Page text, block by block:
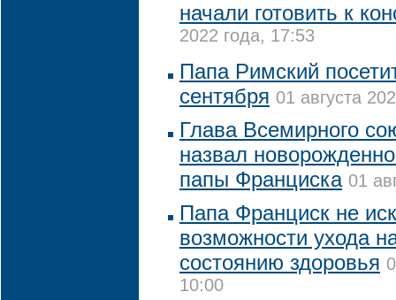
начали готовить к
2022 года, 17:53
Папа Римский
сентября 01 августа
Глава Всемирного
назвал
папы Франциска 01
Папа Франциск не
возможности ухода
состоянию здоровья
10:00